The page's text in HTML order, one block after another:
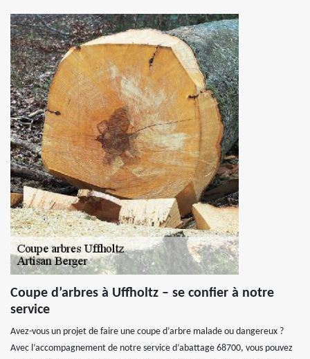
Coupe d’arbres à Uffholtz – se confier à notre
service
Avez-vous un projet de faire une coupe d’arbre malade ou dangereux ?
Avec l’accompagnement de notre service d’abattage 68700, vous pouvez